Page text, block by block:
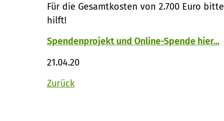
Für die Gesamtkosten von 2.700 Euro
hilft!
Spendenprojekt und Online-Spende hier...
21.04.20
Zurück